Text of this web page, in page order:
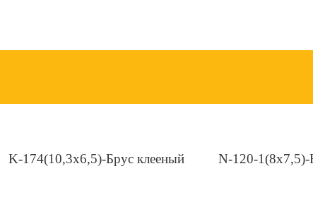
K-174(10,3х6,5)-Брус клееный N-120-1(8x7,5)-